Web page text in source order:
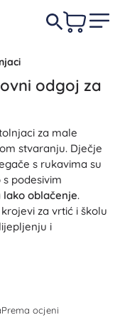
odgoj za
za male
stvaranju. Dječje
s rukavima su
s podesivim
lako oblačenje.
za vrtić i školu
i
su za likovni odgoj:
s
obradi
Prema ocjeni